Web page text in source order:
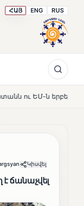
ՀԱՅ ENG RUS
այսքան մոտ չեն
Կիսվել
ճանաչվել